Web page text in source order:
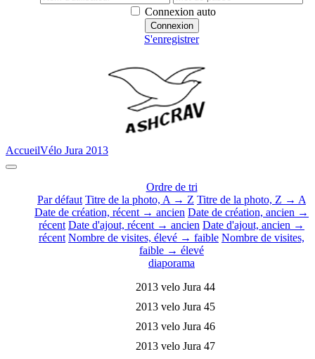
Connexion auto
Connexion
S'enregistrer
AccueilVélo Jura 2013
Ordre de tri
Par défaut Titre de la photo, A → Z Titre de la photo, Z → A
Date de création, récent → ancien Date de création, ancien →
récent Date d'ajout, récent → ancien Date d'ajout, ancien →
récent Nombre de visites, élevé → faible Nombre de visites,
faible → élevé
diaporama
2013 velo Jura 44
2013 velo Jura 45
2013 velo Jura 46
2013 velo Jura 47